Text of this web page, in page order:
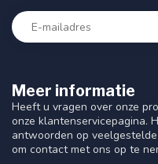
Meer informatie
Heeft u vragen over onze
onze klantenservicepagina.
antwoorden op
om contact met ons op te